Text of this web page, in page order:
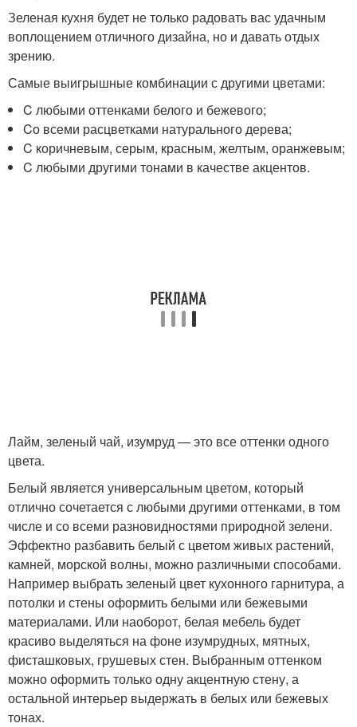
Зеленая кухня будет не только радовать вас удачным
воплощением отличного дизайна, но и давать отдых
зрению.
Самые выигрышные комбинации с другими цветами:
C любыми оттенками белого и бежевого;
Cо всеми расцветками натурального дерева;
C коричневым, серым, красным, желтым, оранжевым;
C любыми другими тонами в качестве акцентов.
Лайм, зеленый чай, изумруд — это все оттенки одного
цвета.
Белый является универсальным цветом, который
отлично сочетается с любыми другими оттенками, в том
числе и со всеми разновидностями природной зелени.
Эффектно разбавить белый с цветом живых растений,
камней, морской волны, можно различными способами.
Например выбрать зеленый цвет кухонного гарнитура, а
потолки и стены оформить белыми или бежевыми
материалами. Или наоборот, белая мебель будет
красиво выделяться на фоне изумрудных, мятных,
фисташковых, грушевых стен. Выбранным оттенком
можно оформить только одну акцентную стену, а
остальной интерьер выдержать в белых или бежевых
тонах.